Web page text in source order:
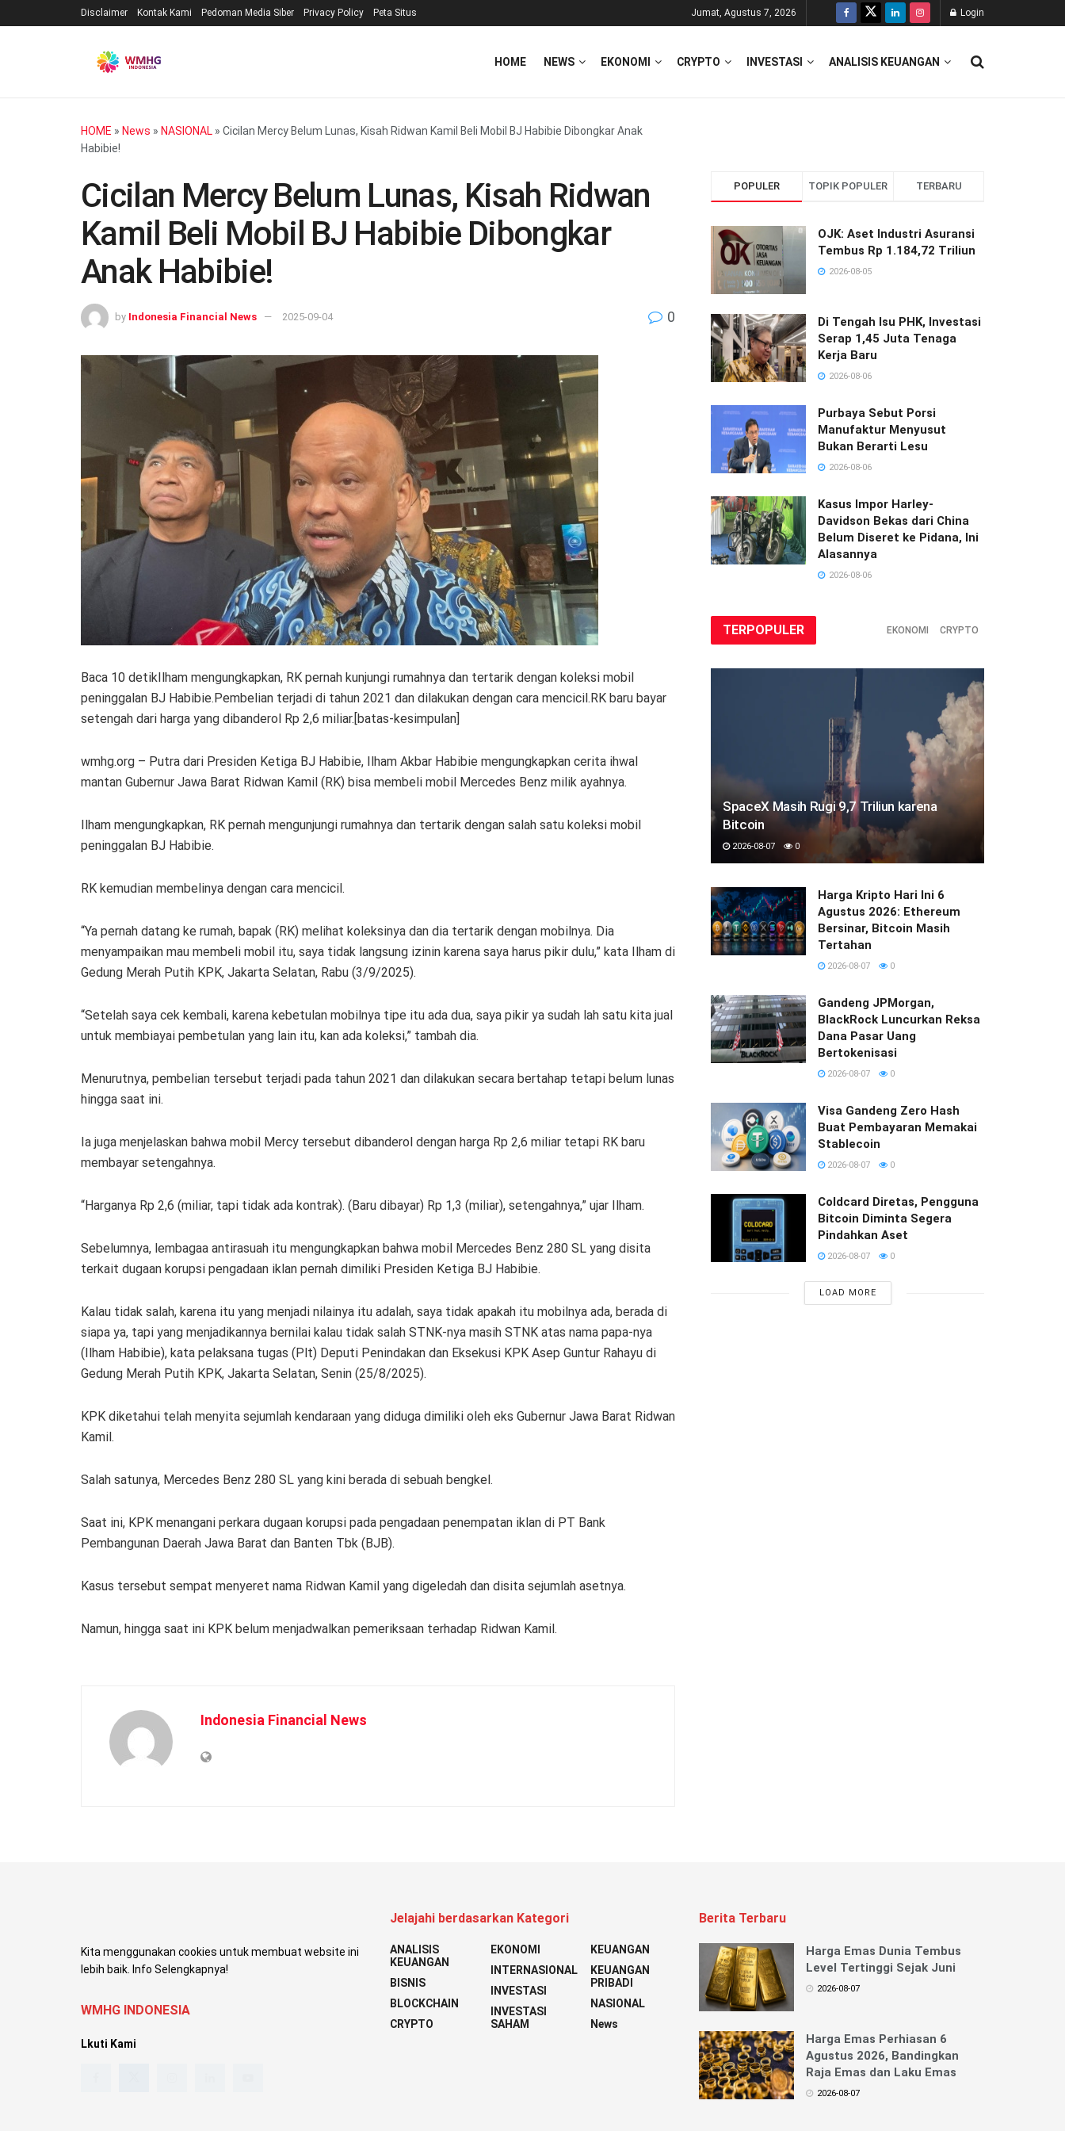
Disclaimer Kontak Kami Pedoman Media Siber Privacy Policy Peta Situs Jumat, Agustus 7, 2026 Login
HOME NEWS EKONOMI CRYPTO INVESTASI ANALISIS KEUANGAN
HOME » News » NASIONAL » Cicilan Mercy Belum Lunas, Kisah Ridwan Kamil Beli Mobil BJ Habibie Dibongkar Anak
Habibie!
Cicilan Mercy Belum Lunas, Kisah Ridwan
Kamil Beli Mobil BJ Habibie Dibongkar
Anak Habibie!
by Indonesia Financial News 2025-09-04 0
Baca 10 detikIlham mengungkapkan, RK pernah kunjungi rumahnya dan tertarik dengan koleksi mobil
peninggalan BJ Habibie.Pembelian terjadi di tahun 2021 dan dilakukan dengan cara mencicil.RK baru bayar
setengah dari harga yang dibanderol Rp 2,6 miliar.[batas-kesimpulan]
wmhg.org – Putra dari Presiden Ketiga BJ Habibie, Ilham Akbar Habibie mengungkapkan cerita ihwal
mantan Gubernur Jawa Barat Ridwan Kamil (RK) bisa membeli mobil Mercedes Benz milik ayahnya.
Ilham mengungkapkan, RK pernah mengunjungi rumahnya dan tertarik dengan salah satu koleksi mobil
peninggalan BJ Habibie.
RK kemudian membelinya dengan cara mencicil.
“Ya pernah datang ke rumah, bapak (RK) melihat koleksinya dan dia tertarik dengan mobilnya. Dia
menyampaikan mau membeli mobil itu, saya tidak langsung izinin karena saya harus pikir dulu,” kata Ilham di
Gedung Merah Putih KPK, Jakarta Selatan, Rabu (3/9/2025).
“Setelah saya cek kembali, karena kebetulan mobilnya tipe itu ada dua, saya pikir ya sudah lah satu kita jual
untuk membiayai pembetulan yang lain itu, kan ada koleksi,” tambah dia.
Menurutnya, pembelian tersebut terjadi pada tahun 2021 dan dilakukan secara bertahap tetapi belum lunas
hingga saat ini.
Ia juga menjelaskan bahwa mobil Mercy tersebut dibanderol dengan harga Rp 2,6 miliar tetapi RK baru
membayar setengahnya.
“Harganya Rp 2,6 (miliar, tapi tidak ada kontrak). (Baru dibayar) Rp 1,3 (miliar), setengahnya,” ujar Ilham.
Sebelumnya, lembagaa antirasuah itu mengungkapkan bahwa mobil Mercedes Benz 280 SL yang disita
terkait dugaan korupsi pengadaan iklan pernah dimiliki Presiden Ketiga BJ Habibie.
Kalau tidak salah, karena itu yang menjadi nilainya itu adalah, saya tidak apakah itu mobilnya ada, berada di
siapa ya, tapi yang menjadikannya bernilai kalau tidak salah STNK-nya masih STNK atas nama papa-nya
(Ilham Habibie), kata pelaksana tugas (Plt) Deputi Penindakan dan Eksekusi KPK Asep Guntur Rahayu di
Gedung Merah Putih KPK, Jakarta Selatan, Senin (25/8/2025).
KPK diketahui telah menyita sejumlah kendaraan yang diduga dimiliki oleh eks Gubernur Jawa Barat Ridwan
Kamil.
Salah satunya, Mercedes Benz 280 SL yang kini berada di sebuah bengkel.
Saat ini, KPK menangani perkara dugaan korupsi pada pengadaan penempatan iklan di PT Bank
Pembangunan Daerah Jawa Barat dan Banten Tbk (BJB).
Kasus tersebut sempat menyeret nama Ridwan Kamil yang digeledah dan disita sejumlah asetnya.
Namun, hingga saat ini KPK belum menjadwalkan pemeriksaan terhadap Ridwan Kamil.
Indonesia Financial News
POPULER TOPIK POPULER TERBARU
OJK: Aset Industri Asuransi
Tembus Rp 1.184,72 Triliun
2026-08-05
Di Tengah Isu PHK, Investasi
Serap 1,45 Juta Tenaga
Kerja Baru
2026-08-06
Purbaya Sebut Porsi
Manufaktur Menyusut
Bukan Berarti Lesu
2026-08-06
Kasus Impor Harley-
Davidson Bekas dari China
Belum Diseret ke Pidana, Ini
Alasannya
2026-08-06
TERPOPULER EKONOMI CRYPTO
SpaceX Masih Rugi 9,7 Triliun karena
Bitcoin
2026-08-07 0
Harga Kripto Hari Ini 6
Agustus 2026: Ethereum
Bersinar, Bitcoin Masih
Tertahan
2026-08-07 0
Gandeng JPMorgan,
BlackRock Luncurkan Reksa
Dana Pasar Uang
Bertokenisasi
2026-08-07 0
Visa Gandeng Zero Hash
Buat Pembayaran Memakai
Stablecoin
2026-08-07 0
Coldcard Diretas, Pengguna
Bitcoin Diminta Segera
Pindahkan Aset
2026-08-07 0
LOAD MORE
Kita menggunakan cookies untuk membuat website ini
lebih baik. Info Selengkapnya!
WMHG INDONESIA
Lkuti Kami
Jelajahi berdasarkan Kategori
ANALISIS
KEUANGAN
BISNIS
BLOCKCHAIN
CRYPTO
EKONOMI
INTERNASIONAL
INVESTASI
INVESTASI
SAHAM
KEUANGAN
KEUANGAN
PRIBADI
NASIONAL
News
Berita Terbaru
Harga Emas Dunia Tembus
Level Tertinggi Sejak Juni
2026-08-07
Harga Emas Perhiasan 6
Agustus 2026, Bandingkan
Raja Emas dan Laku Emas
2026-08-07